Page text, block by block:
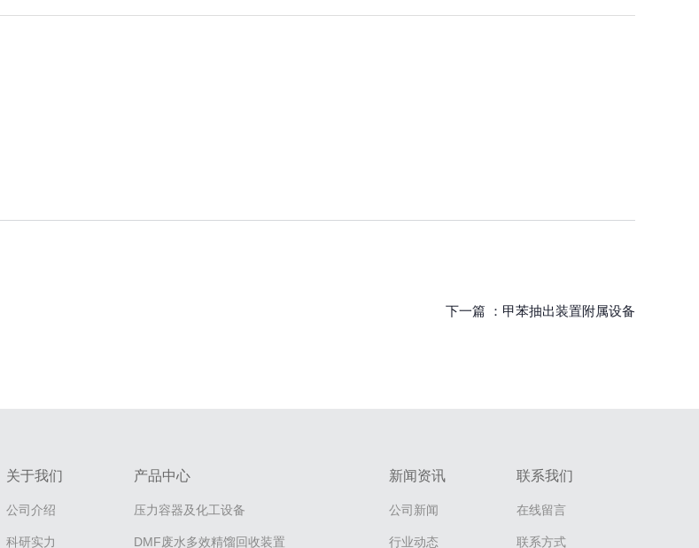
下一篇 ： 甲苯抽出装置附属设备
关于我们
公司介绍
科研实力
产品中心
压力容器及化工设备
DMF废水多效精馏回收装置
新闻资讯
公司新闻
行业动态
联系我们
在线留言
联系方式